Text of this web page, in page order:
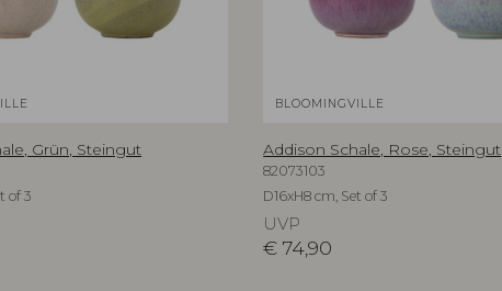
Grün, Steingut
of 3
BLOOMINGVILLE
Addison Schale, Rose, Steingut
82073103
D16xH8 cm, Set of 3
UVP
€ 74,90